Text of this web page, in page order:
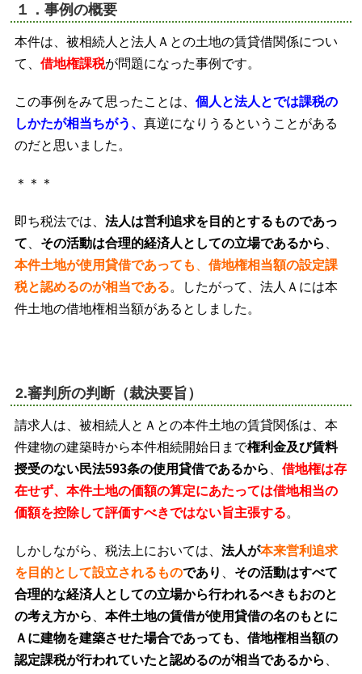
１．事例の概要
本件は、被相続人と法人Ａとの土地の賃貸借関係につい
て、借地権課税が問題になった事例です。
この事例をみて思ったことは、個人と法人とでは課税の
しかたが相当ちがう、真逆になりうるということがある
のだと思いました。
＊＊＊
即ち税法では、法人は営利追求を目的とするものであっ
て
その活動は合理的経済人としての立場であるから
本件土地が使用貸借であっても
、借地権相当額の設定課
税と認めるのが相当である。したがって、法人Ａには本
件土地の借地権相当額があるとしました。
2.審判所の判断（裁決要旨）
請求人は、被相続人とＡとの本件土地の賃貸関係は、本
件建物の建築時から本件相続開始日まで権利金及び賃料
授受のない民法593条の使用貸借であるから
、借地権は存
在せず、本件土地の価額の算定にあたっては借地相当の
価額を控除して評価すべきではない旨主張する。
しかしながら、税法上においては、法人が本来営利追求
を目的として設立されるものであり
その活動はすべて
合理的な経済人としての立場から行われるべきもおのと
の考え方から
、本件土地の賃借が使用貸借の名のもとに
Ａに建物を建築させた場合であっても、借地権相当額の
認定課税が行われていたと認めるのが相当であるから